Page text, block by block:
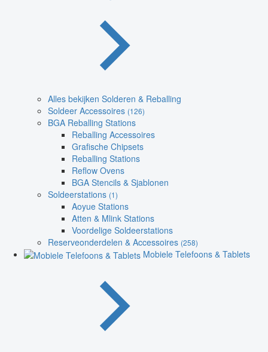
Alles bekijken Solderen & Reballing
Soldeer Accessoires (126)
BGA Reballing Stations
Reballing Accessoires
Grafische Chipsets
Reballing Stations
Reflow Ovens
BGA Stencils & Sjablonen
Soldeerstations (1)
Aoyue Stations
Atten & Mlink Stations
Voordelige Soldeerstations
Reserveonderdelen & Accessoires (258)
Mobiele Telefoons & Tablets